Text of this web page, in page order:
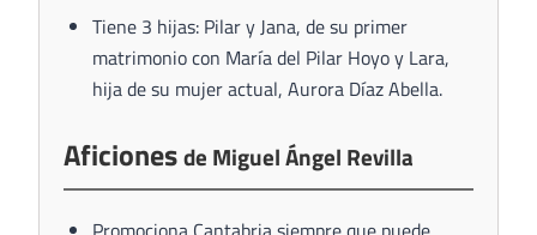
Tiene 3 hijas: Pilar y Jana, de su primer
matrimonio con María del Pilar Hoyo y Lara,
hija de su mujer actual, Aurora Díaz Abella.
Aficionesde Miguel Ángel Revilla